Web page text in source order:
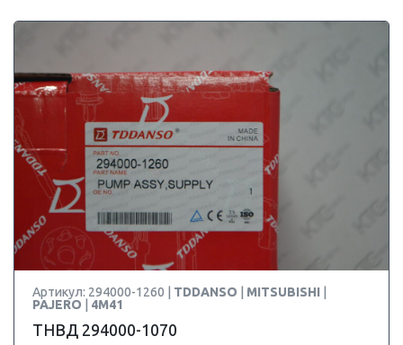
Артикул: 294000-1260 | TDDANSO MITSUBISHI
PAJERO
4M41
ТНВД 294000-1070